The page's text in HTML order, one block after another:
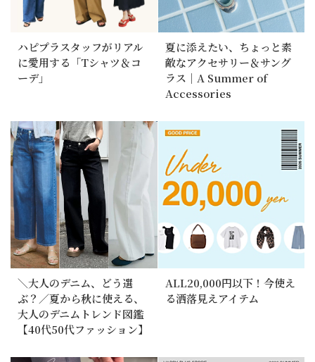
ハピプラスタッフがリアル
に愛用する「Tシャツ＆コ
ーデ」
夏に添えたい、ちょっと素
敵なアクセサリー＆サング
ラス｜A Summer of
Accessories
＼大人のデニム、どう選
ぶ？／夏から秋に使える、
大人のデニムトレンド図鑑
【40代50代ファッション】
ALL20,000円以下！今使え
る洒落見えアイテム